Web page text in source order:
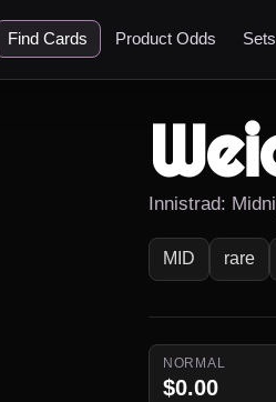
Find Cards Product Odds Sets
Innistrad:
MID rare
NORMAL
$0.00